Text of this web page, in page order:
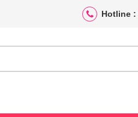
Hotline :